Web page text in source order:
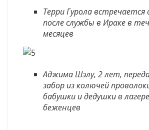
Терри Гурола встречается
после службы в Ираке в
месяцев
Аджима Шэлу, 2 лет,
забор из колючей
бабушки и дедушки в
беженцев